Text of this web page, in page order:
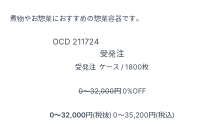
煮物やお惣菜におすすめの惣菜容器です。
OCD 211724
受発注
受発注 ケース / 1800枚
0〜32,000円0%OFF
0〜32,000円(税抜) 0〜35,200円(税込)